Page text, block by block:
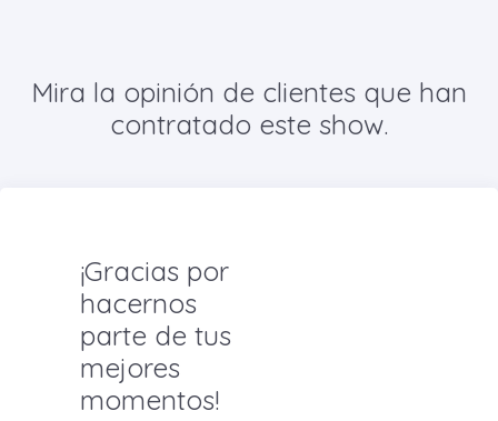
Mira la opinión de clientes que han
contratado este show.
¡Gracias por
hacernos
parte de tus
mejores
momentos!